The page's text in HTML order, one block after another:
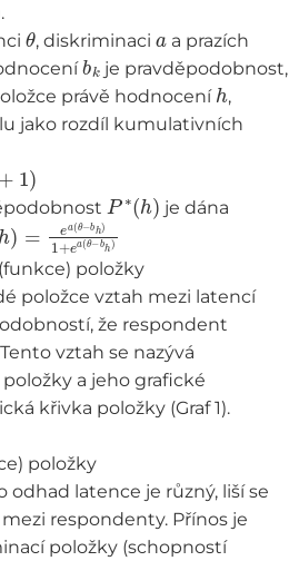
θ
, diskriminaci
a prazích
b k
je pravděpodobnost,
právě hodnocení
h
,
jako rozdíl kumulativních
P ∗(h
je dána
(h a(θ−b + e a
položky
položce vztah mezi latencí
že respondent
vztah se nazývá
a jeho grafické
křivka položky (Graf 1).
položky
odhad latence je různý, liší se
respondenty. Přínos je
položky (schopností